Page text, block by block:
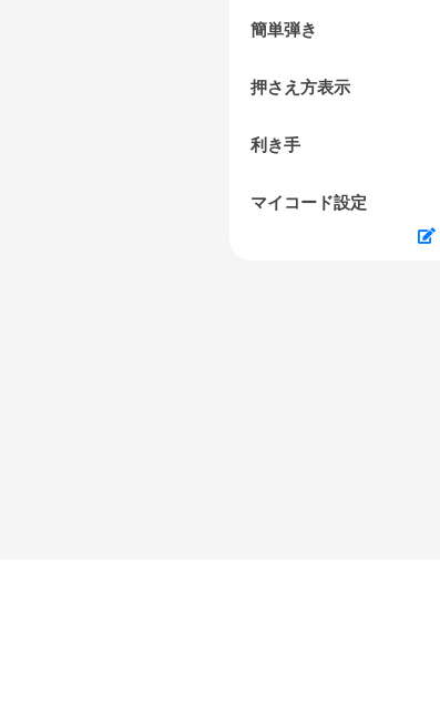
簡単弾き
押さえ方表示
利き手
マイコード設定